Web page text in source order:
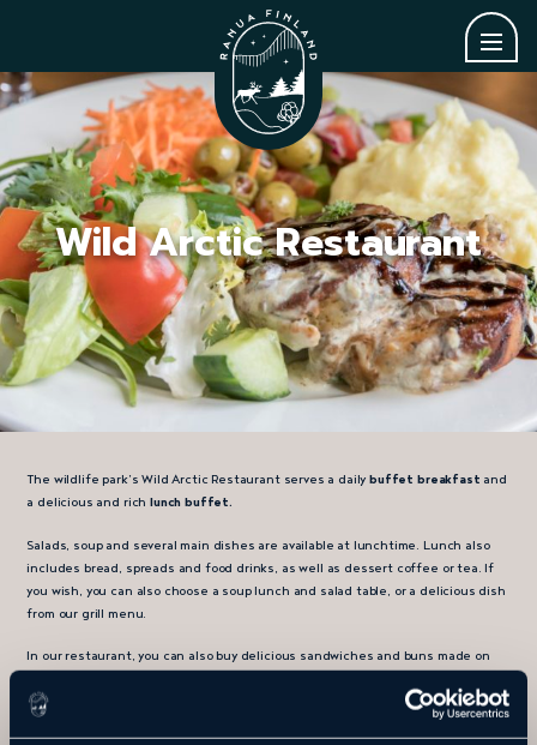
Wild Arctic Restaurant
The wildlife park’s Wild Arctic Restaurant serves a daily buffet breakfast and
a delicious and richlunch buffet.
Salads, soup and several main dishes are available at lunchtime. Lunch also
includes bread, spreads and food drinks, as well as dessert coffee or tea. If
you wish, you can also choose a soup lunch and salad table, or a delicious dish
from our grill menu.
In our restaurant, you can also buy delicious sandwiches and buns made on
Welcome!